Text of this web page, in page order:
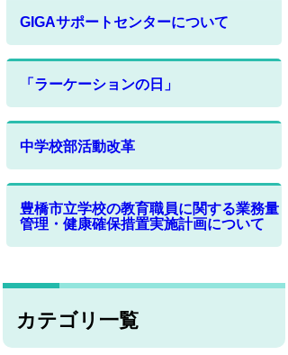
GIGAサポートセンターについて
「ラーケーションの日」
中学校部活動改革
豊橋市立学校の教育職員に関する業務量
管理・健康確保措置実施計画について
カテゴリ一覧